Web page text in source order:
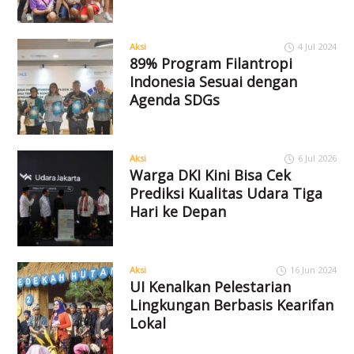
Aksi 4 Jul 2024
89% Program Filantropi
Indonesia Sesuai dengan
Agenda SDGs
Aksi 6 Jul 2026
Warga DKI Kini Bisa Cek
Prediksi Kualitas Udara Tiga
Hari ke Depan
Aksi 16 Jun 2024
UI Kenalkan Pelestarian
Lingkungan Berbasis Kearifan
Lokal